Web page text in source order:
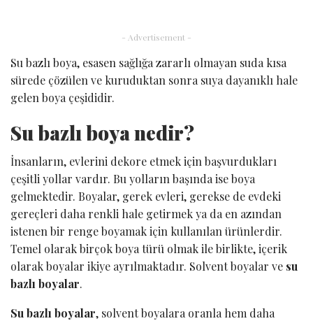
- Advertisement -
Su bazlı boya, esasen sağlığa zararlı olmayan suda kısa
sürede çözülen ve kuruduktan sonra suya dayanıklı hale
gelen boya çeşididir.
Su bazlı boya nedir?
İnsanların, evlerini dekore etmek için başvurdukları
çeşitli yollar vardır. Bu yolların başında ise boya
gelmektedir. Boyalar, gerek evleri, gerekse de evdeki
gereçleri daha renkli hale getirmek ya da en azından
istenen bir renge boyamak için kullanılan ürünlerdir.
Temel olarak birçok boya türü olmak ile birlikte, içerik
olarak boyalar ikiye ayrılmaktadır. Solvent boyalar ve su
bazlı boyalar.
Su bazlı boyalar, solvent boyalara oranla hem daha